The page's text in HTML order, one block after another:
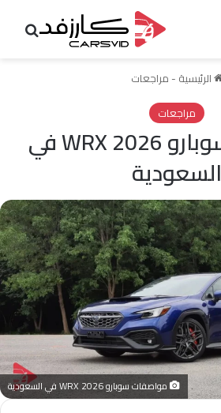
الرئيسية - مراجعات
مراجعات
مواصفات سوبارو WRX 2026 في
السعودية
مواصفات سوبارو WRX 2026 في السعودية